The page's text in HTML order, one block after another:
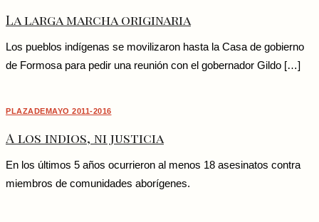
La larga marcha originaria
Los pueblos indígenas se movilizaron hasta la Casa de gobierno
de Formosa para pedir una reunión con el gobernador Gildo […]
PLAZADEMAYO 2011-2016
A los indios, ni justicia
En los últimos 5 años ocurrieron al menos 18 asesinatos contra
miembros de comunidades aborígenes.